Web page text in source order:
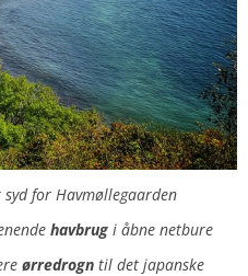
for Havmøllegaarden
havbrug i åbne netbure
ørredrogn til det japanske